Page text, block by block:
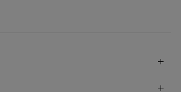
самом центре города. На сайте